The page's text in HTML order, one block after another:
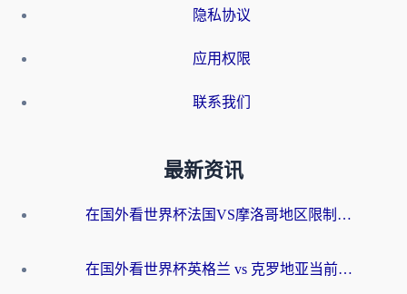
隐私协议
应用权限
联系我们
最新资讯
在国外看世界杯法国VS摩洛哥地区限制？这篇指南让你流畅看中文解说无压力
在国外看世界杯英格兰 vs 克罗地亚当前地区不可播放？这篇指南帮你搞定所有海外观赛难题